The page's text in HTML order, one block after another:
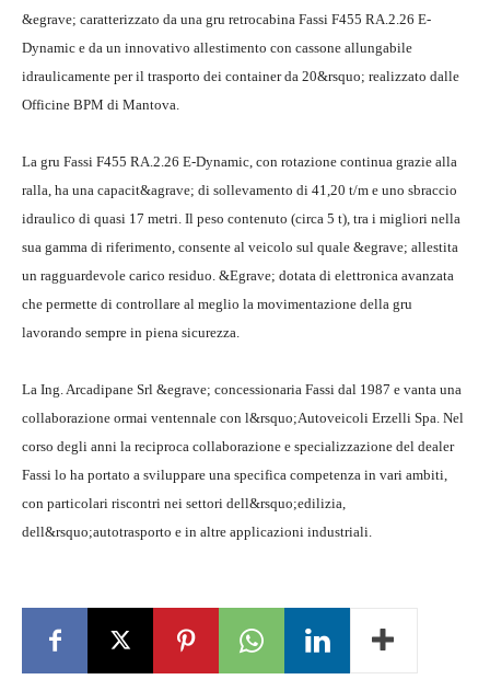
&egrave; caratterizzato da una gru retrocabina Fassi F455 RA.2.26 E-
Dynamic e da un innovativo allestimento con cassone allungabile
idraulicamente per il trasporto dei container da 20&rsquo; realizzato dalle
Officine BPM di Mantova.
La gru Fassi F455 RA.2.26 E-Dynamic, con rotazione continua grazie alla
ralla, ha una capacit&agrave; di sollevamento di 41,20 t/m e uno sbraccio
idraulico di quasi 17 metri. Il peso contenuto (circa 5 t), tra i migliori nella
sua gamma di riferimento, consente al veicolo sul quale &egrave; allestita
un ragguardevole carico residuo. &Egrave; dotata di elettronica avanzata
che permette di controllare al meglio la movimentazione della gru
lavorando sempre in piena sicurezza.
La Ing. Arcadipane Srl &egrave; concessionaria Fassi dal 1987 e vanta una
collaborazione ormai ventennale con l&rsquo;Autoveicoli Erzelli Spa. Nel
corso degli anni la reciproca collaborazione e specializzazione del dealer
Fassi lo ha portato a sviluppare una specifica competenza in vari ambiti,
con particolari riscontri nei settori dell&rsquo;edilizia,
dell&rsquo;autotrasporto e in altre applicazioni industriali.